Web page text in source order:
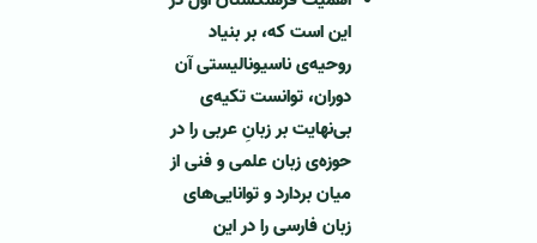
این است كه، بر بنیاد
روحیه‌ی ناسیونالیستی آن
دوران، توانست تكیه‌ی
بی‌نهایت بر زبانِ عربی را در
حوزه‌ی زبان علمی و فنی از
میان بردارد و توانایی‌های
زبان فارسی را در این